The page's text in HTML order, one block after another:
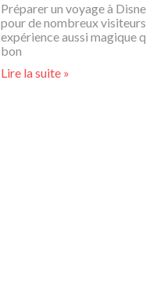
Préparer un voyage à
pour de nombreux
expérience aussi magique
bon
Lire la suite »